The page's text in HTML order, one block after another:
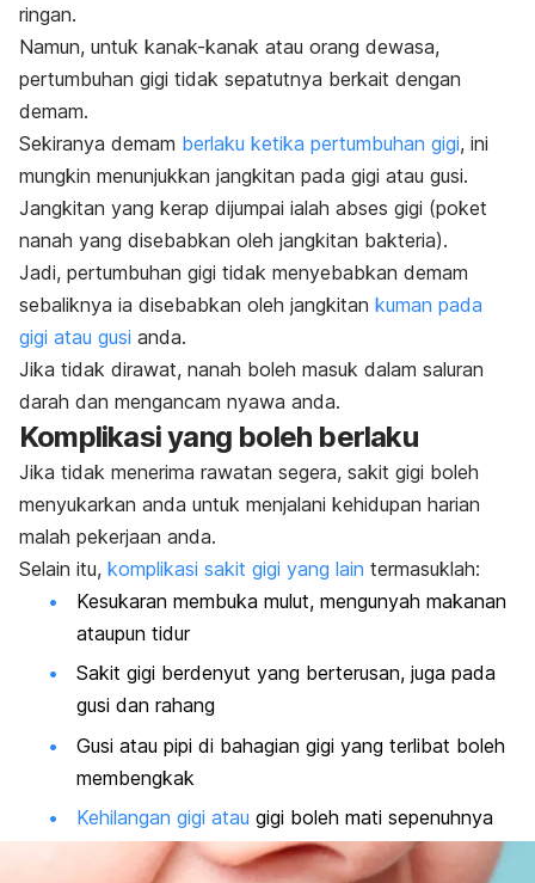
ringan.
Namun, untuk kanak-kanak atau orang dewasa,
pertumbuhan gigi tidak sepatutnya berkait dengan
demam.
Sekiranya demam berlaku ketika pertumbuhan gigi, ini
mungkin menunjukkan jangkitan pada gigi atau gusi.
Jangkitan yang kerap dijumpai ialah abses gigi (poket
nanah yang disebabkan oleh jangkitan bakteria).
Jadi, pertumbuhan gigi tidak menyebabkan demam
sebaliknya ia disebabkan oleh jangkitan kuman pada
gigi atau gusi anda.
Jika tidak dirawat, nanah boleh masuk dalam saluran
darah dan mengancam nyawa anda.
Komplikasi yang boleh berlaku
Jika tidak menerima rawatan segera, sakit gigi boleh
menyukarkan anda untuk menjalani kehidupan harian
malah pekerjaan anda.
Selain itu, komplikasi sakit gigi yang lain termasuklah:
Kesukaran membuka mulut, mengunyah makanan
ataupun tidur
Sakit gigi berdenyut yang berterusan, juga pada
gusi dan rahang
Gusi atau pipi di bahagian gigi yang terlibat boleh
membengkak
Kehilangan gigi atau gigi boleh mati sepenuhnya